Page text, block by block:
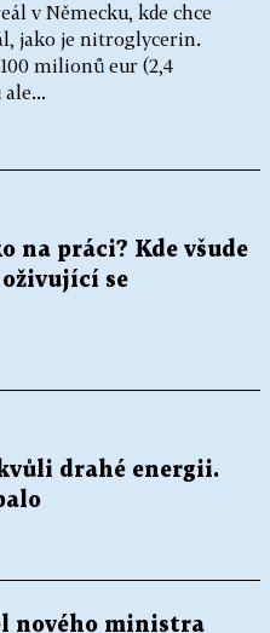
v Německu, kde chce
jako je nitroglycerin.
milionů eur (2,4
na práci? Kde všude
se
drahé energii.
nového ministra